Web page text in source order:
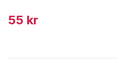
55 kr